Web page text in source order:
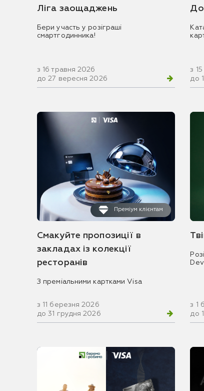
Ліга заощаджень
Бери участь у розіграші
смартгодинника!
з 16 травня 2026
до 27 вересня 2026
До
з
до
Преміум клієнтам
Смакуйте пропозиції в
закладах із колекції
ресторанів
З преміальними картками Visa
з 11 березня 2026
до 31 грудня 2026
з 1
до